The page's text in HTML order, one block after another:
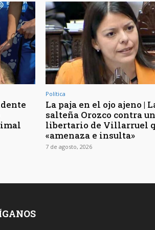
Política
La paja en el ojo ajeno |
salteña Orozco contra un
libertario de Villarruel
«amenaza e insulta»
7 de agosto, 2026